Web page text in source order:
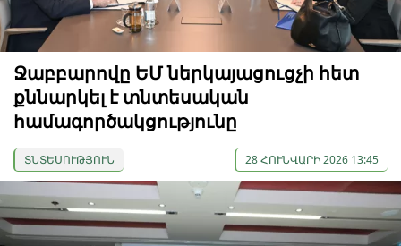
Ջաբբարովը ԵՄ ներկայացուցչի հետ
քննարկել է տնտեսական
համագործակցությունը
ՏՆՏԵՍՈՒԹՅՈՒՆ 28 ՀՈՒՆՎԱՐԻ 2026 13:45